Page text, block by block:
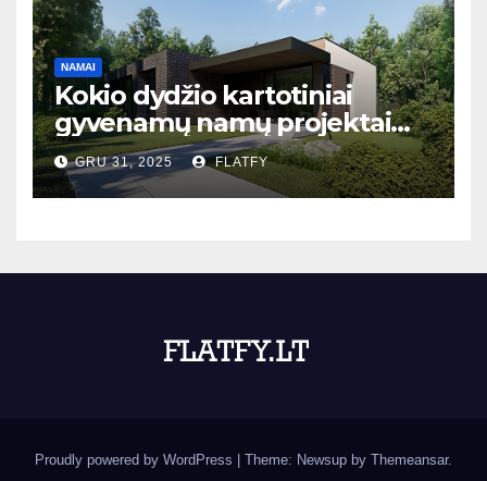
NAMAI
Kokio dydžio kartotiniai
gyvenamų namų projektai
populiariausi Lietuvoje?
GRU 31, 2025 FLATFY
Proudly powered by WordPress | Theme: Newsup by Themeansar.